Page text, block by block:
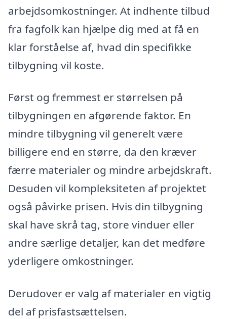
arbejdsomkostninger. At indhente tilbud
fra fagfolk kan hjælpe dig med at få en
klar forståelse af, hvad din specifikke
tilbygning vil koste.
Først og fremmest er størrelsen på
tilbygningen en afgørende faktor. En
mindre tilbygning vil generelt være
billigere end en større, da den kræver
færre materialer og mindre arbejdskraft.
Desuden vil kompleksiteten af projektet
også påvirke prisen. Hvis din tilbygning
skal have skrå tag, store vinduer eller
andre særlige detaljer, kan det medføre
yderligere omkostninger.
Derudover er valg af materialer en vigtig
del af prisfastsættelsen.